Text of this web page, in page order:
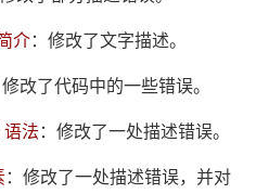
介：修改了文字描述。
修改了代码中的一些错误。
法 ：修改了一处描述错误。
：修改了一处描述错误，并对